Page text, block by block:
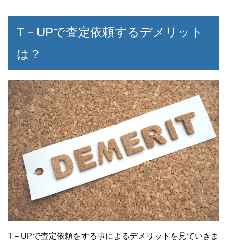
T－UPで査定依頼するデメリット
は？
T－UPで査定依頼をする事によるデメリットを見ていきま